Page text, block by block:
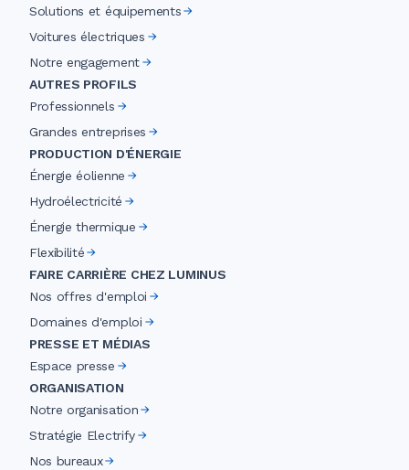
Solutions et équipements
Voitures électriques
Notre engagement
AUTRES PROFILS
Professionnels
Grandes entreprises
PRODUCTION D'ÉNERGIE
Énergie éolienne
Hydroélectricité
Énergie thermique
Flexibilité
FAIRE CARRIÈRE CHEZ LUMINUS
Nos offres d'emploi
Domaines d'emploi
PRESSE ET MÉDIAS
Espace presse
ORGANISATION
Notre organisation
Stratégie Electrify
Nos bureaux